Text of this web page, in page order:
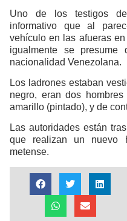
Uno de los testigos
informativo que al
vehículo en las afueras
igualmente se
nacionalidad Venezolana.
Los ladrones estaban
negro, eran dos
amarillo (pintado), y de
Las autoridades están
que realizan un nuevo
metense.